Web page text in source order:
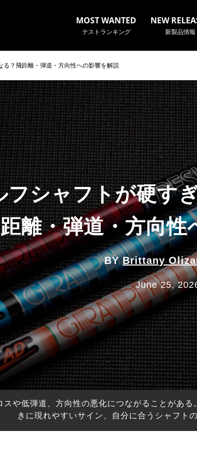
MOST WANTED
テストランキング
NEW
新製品情報
る？飛距離・弾道・方向性への影響を解説
フシャフトが硬す
距離・弾道・方向性
BYBrittany
June 25,
や低弾道、方向性の悪化につながることがあ
きに現れやすいサイン、自分に合うシャフト
※メーカー名やクラブ名など、検索したい事柄を入力し